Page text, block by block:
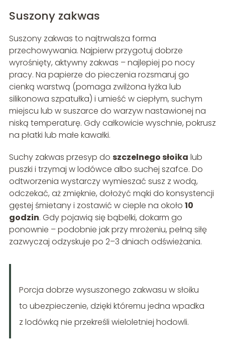
Suszony zakwas
Suszony zakwas to najtrwalsza forma
przechowywania. Najpierw przygotuj dobrze
wyrośnięty, aktywny zakwas – najlepiej po nocy
pracy. Na papierze do pieczenia rozsmaruj go
cienką warstwą (pomaga zwilżona łyżka lub
silikonowa szpatułka) i umieść w ciepłym, suchym
miejscu lub w suszarce do warzyw nastawionej na
niską temperaturę. Gdy całkowicie wyschnie, pokrusz
na płatki lub małe kawałki.
Suchy zakwas przesyp do szczelnego słoika lub
puszki i trzymaj w lodówce albo suchej szafce. Do
odtworzenia wystarczy wymieszać susz z wodą,
odczekać, aż zmięknie, dołożyć mąki do konsystencji
gęstej śmietany i zostawić w cieple na około 10
godzin. Gdy pojawią się bąbelki, dokarm go
ponownie – podobnie jak przy mrożeniu, pełną siłę
zazwyczaj odzyskuje po 2–3 dniach odświeżania.
Porcja dobrze wysuszonego zakwasu w słoiku
to ubezpieczenie, dzięki któremu jedna wpadka
z lodówką nie przekreśli wieloletniej hodowli.